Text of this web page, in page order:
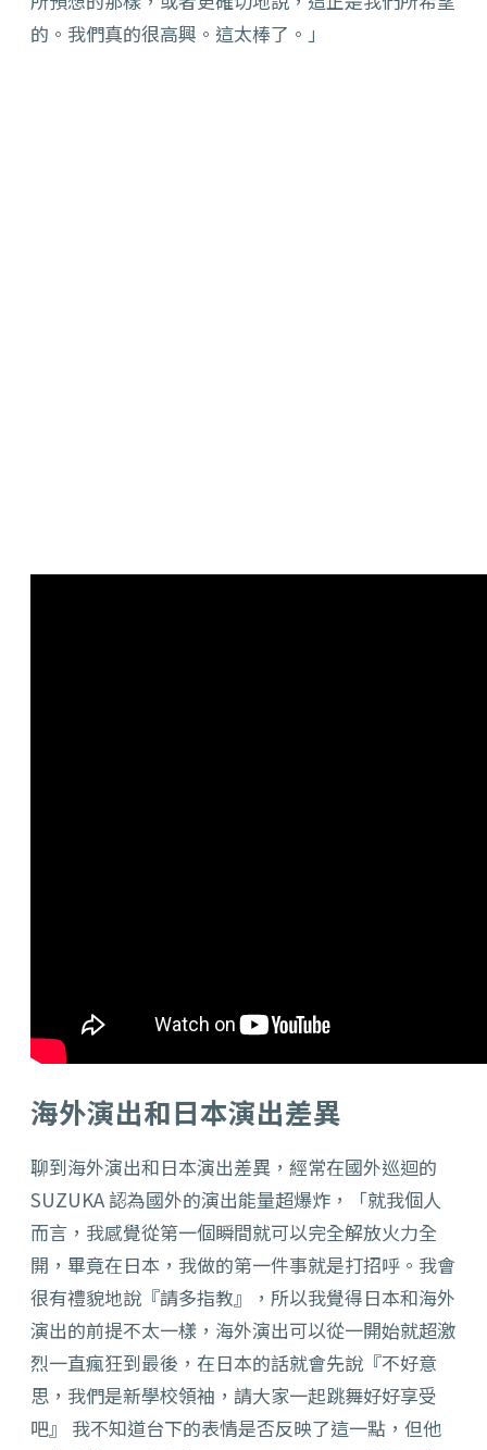
的。我們真的很高興。這太棒了。」
海外演出和日本演出差異
聊到海外演出和日本演出差異，經常在國外巡迴的
SUZUKA 認為國外的演出能量超爆炸，「就我個人
而言，我感覺從第一個瞬間就可以完全解放火力全
開，畢竟在日本，我做的第一件事就是打招呼。我會
很有禮貌地說 『請多指教』
，所以我覺得日本和海外
演出的前提不太一樣，海外演出可以從一開始就超激
烈一直瘋狂到最後，在日本的話就會先說 『不好意
思，我們是新學校領袖，請大家一起跳舞好好享受
吧』 我不知道台下的表情是否反映了這一點，但他